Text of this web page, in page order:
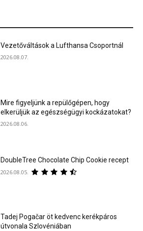
Vezetőváltások a Lufthansa Csoportnál
2026.08.07.
Mire figyeljünk a repülőgépen, hogy
elkerüljük az egészségügyi kockázatokat?
2026.08.06.
DoubleTree Chocolate Chip Cookie recept
2026.08.05.
Tadej Pogačar öt kedvenc kerékpáros
útvonala Szlovéniában